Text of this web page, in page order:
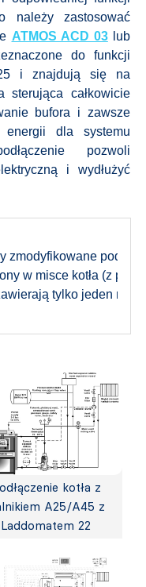
należy zastosować
ATMOS ACD 03lub
do funkcji
i znajdują się na
sterująca całkowicie
bufora i zawsze
energii dla systemu
pozwoli
i wydłużyć
zmodyfikowane pod
w misce kotła (z
tylko jeden
kotła z
A25/A45 z
Laddomatem 22